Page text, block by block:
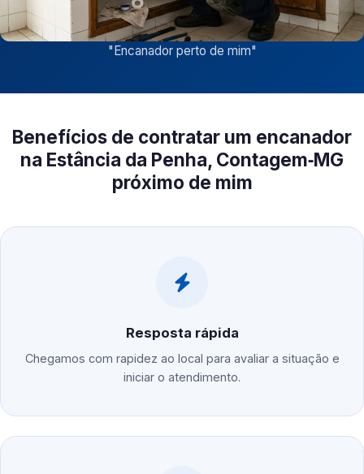
"Encanador perto de mim"
Benefícios de contratar um encanador
na Estância da Penha, Contagem‑MG
próximo de mim
Resposta rápida
Chegamos com rapidez ao local para avaliar a situação e
iniciar o atendimento.